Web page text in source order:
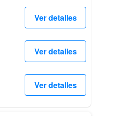
Ver detalles
Ver detalles
Ver detalles